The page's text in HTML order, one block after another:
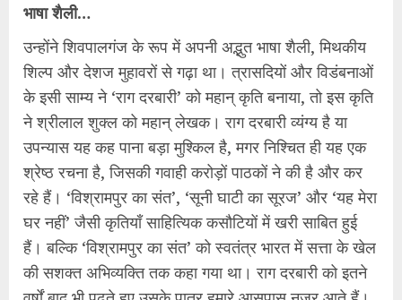
भाषा शैली…
उन्होंने शिवपालगंज के रूप में अपनी अद्भुत भाषा शैली, मिथकीय
शिल्प और देशज मुहावरों से गढ़ा था। त्रासदियों और विडंबनाओं
के इसी साम्य ने ‘राग दरबारी’ को महान् कृति बनाया, तो इस कृति
ने श्रीलाल शुक्ल को महान् लेखक। राग दरबारी व्यंग्य है या
उपन्यास यह कह पाना बड़ा मुश्किल है, मगर निश्चित ही यह एक
श्रेष्ठ रचना है, जिसकी गवाही करोड़ों पाठकों ने की है और कर
रहे हैं। ‘विश्रामपुर का संत’, ‘सूनी घाटी का सूरज’ और ‘यह मेरा
घर नहीं’ जैसी कृतियाँ साहित्यिक कसौटियों में खरी साबित हुई
हैं। बल्कि ‘विश्रामपुर का संत’ को स्वतंत्र भारत में सत्ता के खेल
की सशक्त अभिव्यक्ति तक कहा गया था। राग दरबारी को इतने